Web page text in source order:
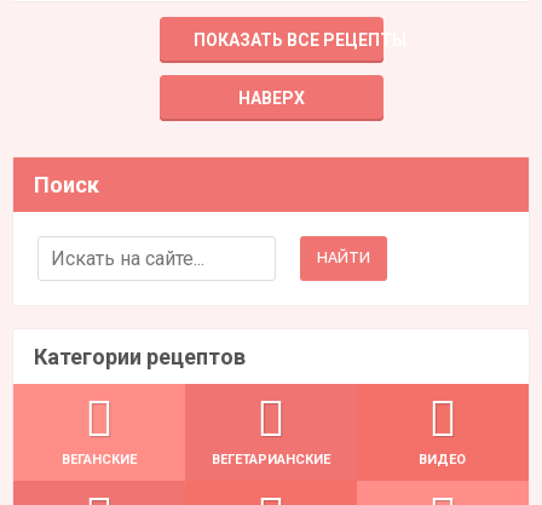
ПОКАЗАТЬ ВСЕ РЕЦЕПТЫ
НАВЕРХ
Поиск
Search for:
Категории рецептов
ВЕГАНСКИЕ ВЕГЕТАРИАНСКИЕ ВИДЕО